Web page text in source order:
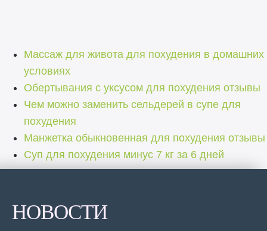
Массаж для живота для похудения в домашних
условиях
Обертывания с уксусом для похудения отзывы
Чем можно заменить сельдерей в супе для
похудения
Манжетка обыкновенная для похудения отзывы
Суп для похудения минус 7 кг за 6 дней
НОВОСТИ